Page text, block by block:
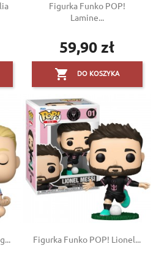
×
×
×
×
in to save products in your wishlist.
Figurka Funko POP!
Lamine...
Cena
59,90 zł
 DO KOSZYKA
Figurka Funko POP! Lionel...